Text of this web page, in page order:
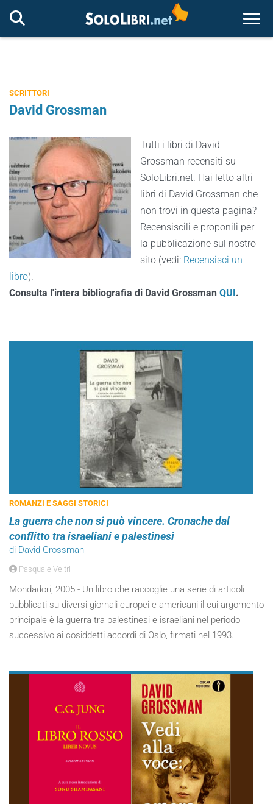
SCRITTORI
David Grossman
Tutti i libri di David
Grossman recensiti su
SoloLibri.net. Hai letto altri
libri di David Grossman che
non trovi in questa pagina?
Recensiscili e proponili per
la pubblicazione sul nostro
sito (vedi: Recensisci un
libro).
Consulta l'intera bibliografia di David Grossman QUI.
ROMANZI E SAGGI STORICI
La guerra che non si può vincere. Cronache dal
conflitto tra israeliani e palestinesi
di David Grossman
Pasquale Veltri
Mondadori, 2005 - Un libro che raccoglie una serie di articoli
pubblicati su diversi giornali europei e americani il cui argomento
principale è la guerra tra palestinesi e israeliani nel periodo
successivo ai cosiddetti accordi di Oslo, firmati nel 1993.